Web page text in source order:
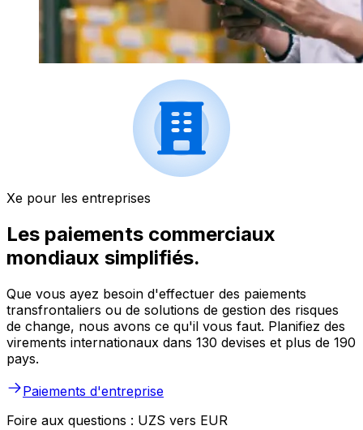
Xe pour les entreprises
Les paiements commerciaux
mondiaux simplifiés.
Que vous ayez besoin d'effectuer des paiements
transfrontaliers ou de solutions de gestion des risques
de change, nous avons ce qu'il vous faut. Planifiez des
virements internationaux dans 130 devises et plus de 190
pays.
Paiements d'entreprise
Foire aux questions : UZS vers EUR